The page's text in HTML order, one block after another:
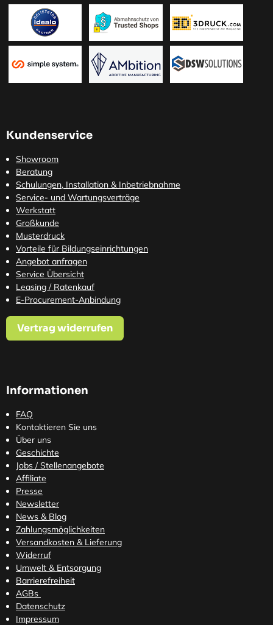
Kundenservice
Showroom
Beratung
Schulungen, Installation & Inbetriebnahme
Service- und Wartungsverträge
Werkstatt
Großkunde
Musterdruck
Vorteile für Bildungseinrichtungen
Angebot anfragen
Service Übersicht
Leasing / Ratenkauf
E-Procurement-Anbindung
Vertrag widerrufen
Informationen
FAQ
Kontaktieren Sie uns
Über uns
Geschichte
Jobs / Stellenangebote
Affiliate
Presse
Newsletter
News & Blog
Zahlungsmöglichkeiten
Versandkosten & Lieferung
Widerruf
Umwelt & Entsorgung
Barrierefreiheit
AGBs
Datenschutz
Impressum